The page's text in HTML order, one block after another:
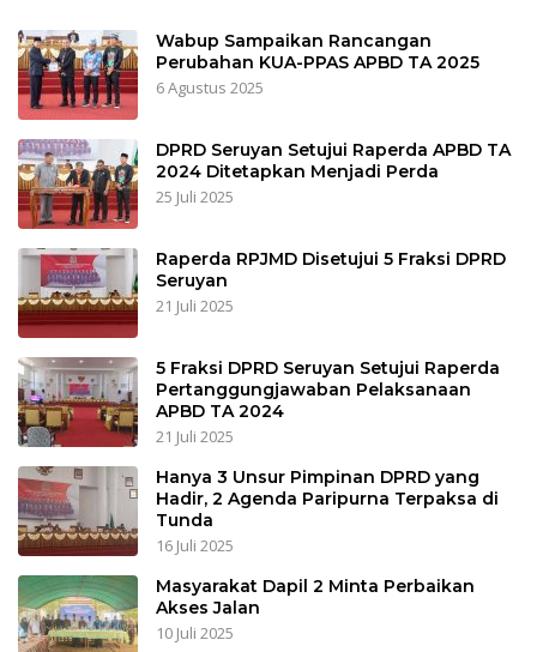
Wabup Sampaikan Rancangan
Perubahan KUA-PPAS APBD TA 2025
6 Agustus 2025
DPRD Seruyan Setujui Raperda APBD TA
2024 Ditetapkan Menjadi Perda
25 Juli 2025
Raperda RPJMD Disetujui 5 Fraksi DPRD
Seruyan
21 Juli 2025
5 Fraksi DPRD Seruyan Setujui Raperda
Pertanggungjawaban Pelaksanaan
APBD TA 2024
21 Juli 2025
Hanya 3 Unsur Pimpinan DPRD yang
Hadir, 2 Agenda Paripurna Terpaksa di
Tunda
16 Juli 2025
Masyarakat Dapil 2 Minta Perbaikan
Akses Jalan
10 Juli 2025